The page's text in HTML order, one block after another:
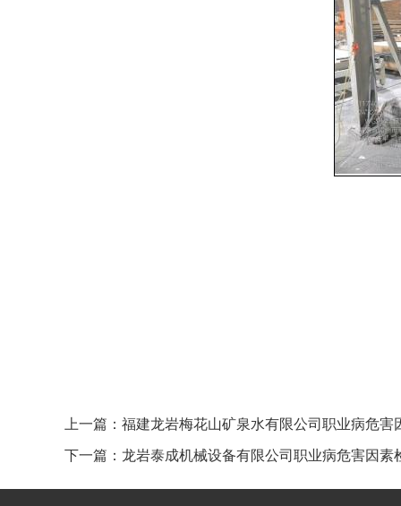
上一篇： 福建龙岩梅花山矿泉水有限公司职业病危害
下一篇： 龙岩泰成机械设备有限公司职业病危害因素